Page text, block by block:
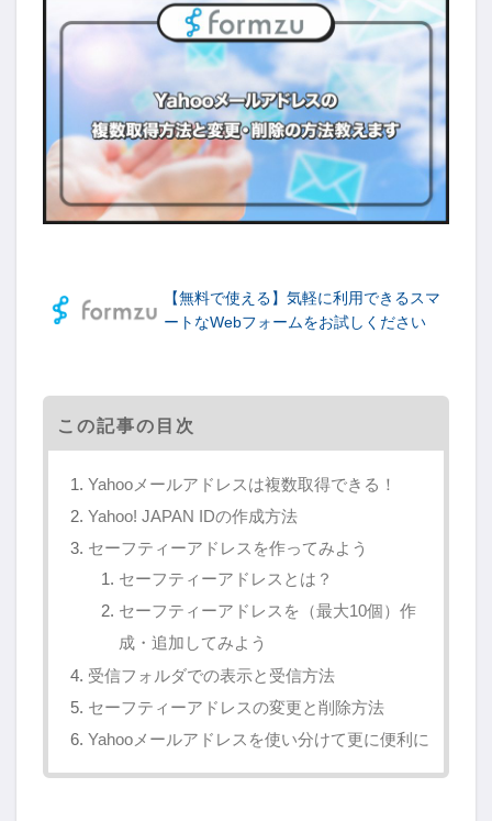
【無料で使える】気軽に利用できるスマ
ートなWebフォームをお試しください
この記事の目次
Yahooメールアドレスは複数取得できる！
Yahoo! JAPAN IDの作成方法
セーフティーアドレスを作ってみよう
セーフティーアドレスとは？
セーフティーアドレスを（最大10個）作
成・追加してみよう
受信フォルダでの表示と受信方法
セーフティーアドレスの変更と削除方法
Yahooメールアドレスを使い分けて更に便利に